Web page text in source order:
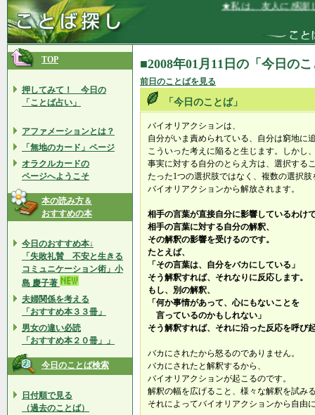
★私は、友人に感謝し
TOP
押してみて！ 今日の
「ことば占い」
アファメーションとは？
「無地のカード」ページ
オラクルカードの
ページへようこそ
本の読み方＆
おすすめの本
今日のおすすめ本↓
「失敗礼賛 不安と生きる
コミュニケーション術」小
島 慶子著
夫婦関係を考える
「おすすめ本３３冊」
男女の違い必読
「おすすめ本２０冊」」
今日のことば検索
日付順で見る
（過去のことば）
■2008年01月11日の「今日の
前日のことばを見る
「今日のことば」
バイオリアクションは、
自分がいま責められている、自分は窮地に
こういった考えに陥ると生じます。しかし
事実に対する自分のとらえ方は、選択する
たった1つの選択肢ではなく、複数の選択
バイオリアクションから解放されます。
相手の言葉が直接自分に影響しているわけ
相手の言葉に対する自分の解釈、
その解釈の影響を受けるのです。
たとえば、
「その言葉は、自分をバカにしている」
そう解釈すれば、それなりに反応します。
もし、別の解釈、
「何か事情があって、心にもないことを
言っているのかもしれない」
そう解釈すれば、それに沿った反応を呼び
バカにされたから怒るのでありません。
バカにされたと解釈するから、
バイオリアクションが起こるのです。
解釈の幅を広げること、様々な解釈を試み
それによってバイオリアクションから自由